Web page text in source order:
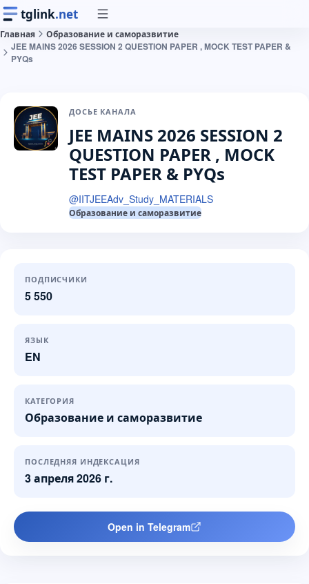
tglink.net
Главная
Образование и саморазвитие
JEE MAINS 2026 SESSION 2 QUESTION PAPER , MOCK TEST PAPER &
PYQs
ДОСЬЕ КАНАЛА
JEE MAINS 2026 SESSION 2
QUESTION PAPER , MOCK
TEST PAPER & PYQs
@IITJEEAdv_Study_MATERIALS
Образование и саморазвитие
ПОДПИСЧИКИ
5 550
ЯЗЫК
EN
КАТЕГОРИЯ
Образование и саморазвитие
ПОСЛЕДНЯЯ ИНДЕКСАЦИЯ
3 апреля 2026 г.
Open in Telegram